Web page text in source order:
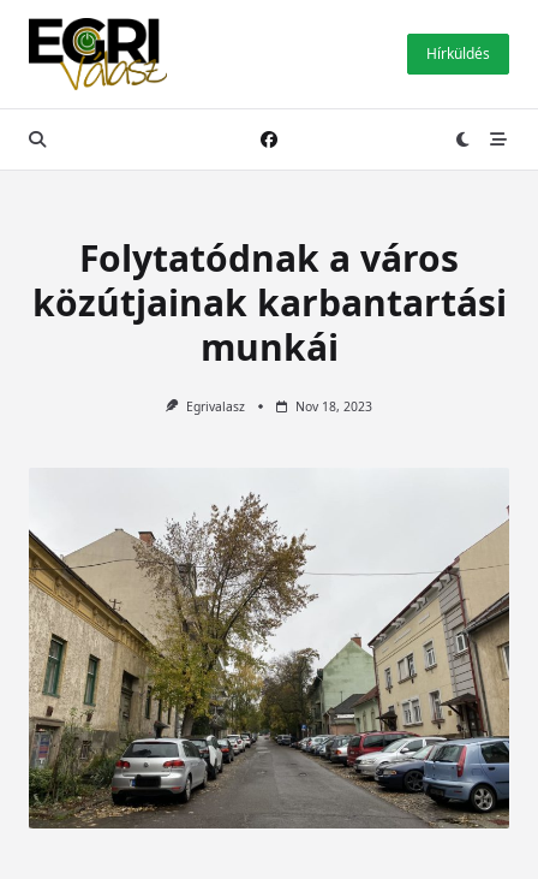
Skip
content
Hírküldés
Folytatódnak a város
közútjainak karbantartási
munkái
Egrivalasz Nov 18, 2023